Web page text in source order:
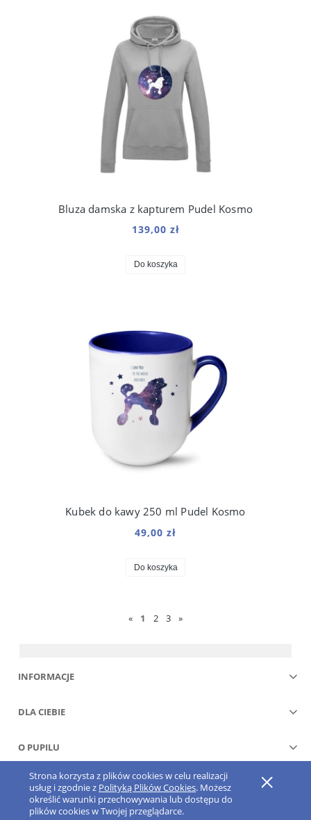
Strona korzysta z plików cookies w celu realizacji
usług i zgodnie z Polityką Plików Cookies. Możesz
określić warunki przechowywania lub dostępu do
plików cookies w Twojej przeglądarce.
Bluza damska z kapturem Pudel Kosmo
139,00 zł
Do koszyka
Kubek do kawy 250 ml Pudel Kosmo
49,00 zł
Do koszyka
« 1 2 3 »
INFORMACJE
DLA CIEBIE
O PUPILU
Pokaż pełną wersję strony
Sklep internetowy Shoper.pl